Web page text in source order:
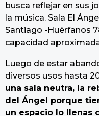
busca reflejar en sus
la música. Sala El
Santiago -Huérfanos
capacidad
Luego de estar
diversos usos hasta
una sala neutra, la
del Ángel porque
un espacio lo llenas